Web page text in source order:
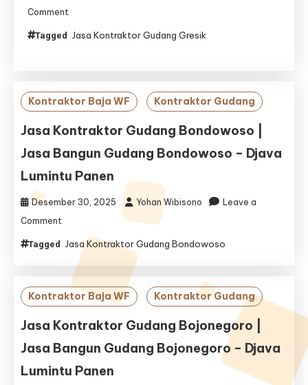
Comment
Kontraktor
Jasa
Bangun
Gudang
–
Lumintu
Panen
Tagged Jasa Kontraktor Gudang Gresik
Kontraktor Baja WF Kontraktor Gudang
Jasa Kontraktor Gudang Bondowoso |
Jasa Bangun Gudang Bondowoso – Djava
Lumintu Panen
Desember 30, 2025 Yohan Wibisono
Leave a
Comment
Kontraktor
Gudang
Bondowoso
|
Jasa
Gudang
Bondowoso
Djava
Tagged Jasa Kontraktor Gudang Bondowoso
Kontraktor Baja WF Kontraktor Gudang
Jasa Kontraktor Gudang Bojonegoro |
Jasa Bangun Gudang Bojonegoro – Djava
Lumintu Panen